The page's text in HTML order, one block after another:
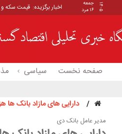
۱۴۰۵
جمعه
۱۶ مرد
اخبار برگزیده: قیمت سکه و
صفحه نخست سیاسی
دارایی های مازاد بانک ها
مدیر عامل بانک دی